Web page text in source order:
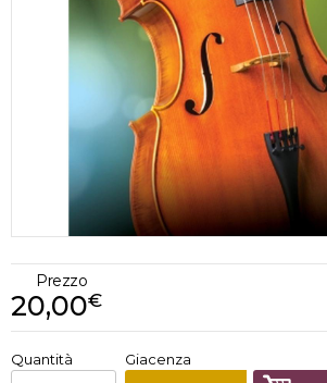
Prezzo
€
20,00
x1 Prezzo finale:€20,00
Quantità Giacenza